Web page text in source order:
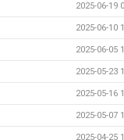
2025-06-19
2025-06-10
2025-06-05
2025-05-23
2025-05-16
2025-05-07
2025-04-25